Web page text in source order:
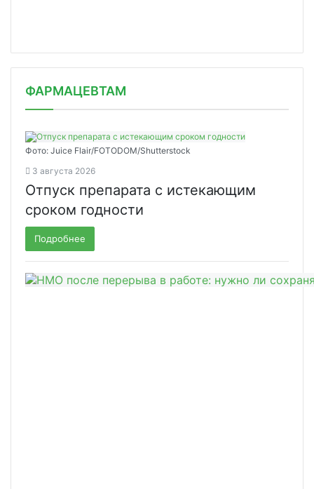
ФАРМАЦЕВТАМ
Фото: Juice Flair/FOTODOM/Shutterstoсk
3 августа 2026
Отпуск препарата с истекающим
сроком годности
Подробнее